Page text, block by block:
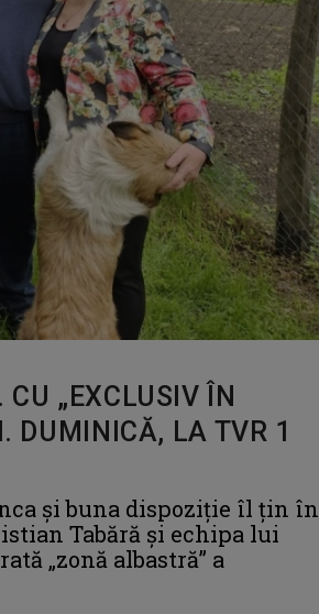
„EXCLUSIV ÎN
DUMINICĂ, LA TVR 1
și buna dispoziție îl țin în
Tabără şi echipa lui
„zonă albastră” a